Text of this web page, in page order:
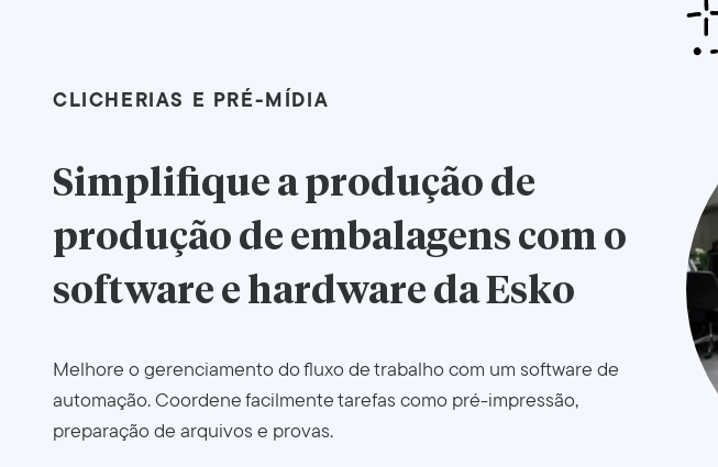
CLICHERIAS E PRÉ-MÍDIA
Simplifique a produção de
produção de embalagens com o
software e hardware da Esko
Melhore o gerenciamento do fluxo de trabalho com um software de
automação. Coordene facilmente tarefas como pré-impressão,
preparação de arquivos e provas.